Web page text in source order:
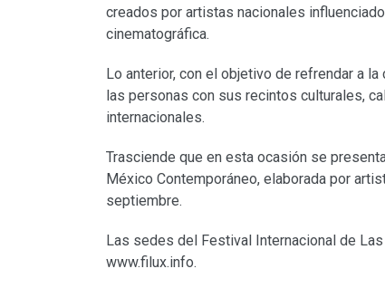
creados por artistas nacionales
cinematográfica.
Lo anterior, con el objetivo de refrendar a
las personas con sus recintos culturales,
internacionales.
Trasciende que en esta ocasión se
México Contemporáneo, elaborada por
septiembre.
Las sedes del Festival Internacional de
www.filux.info.